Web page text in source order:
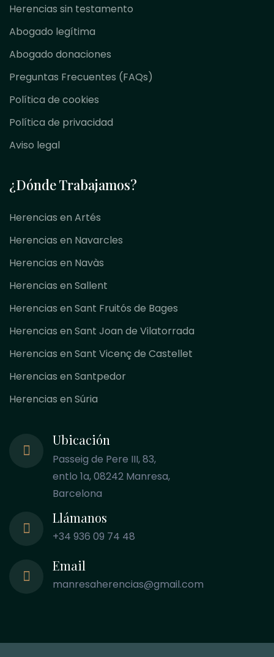
Herencias sin testamento
Abogado legítima
Abogado donaciones
Preguntas Frecuentes (FAQs)
Política de cookies
Política de privacidad
Aviso legal
¿Dónde Trabajamos?
Herencias en Artés
Herencias en Navarcles
Herencias en Navàs
Herencias en Sallent
Herencias en Sant Fruitós de Bages
Herencias en Sant Joan de Vilatorrada
Herencias en Sant Vicenç de Castellet
Herencias en Santpedor
Herencias en Súria
Ubicación
Passeig de Pere III, 83,
entlo 1a, 08242 Manresa,
Barcelona
Llámanos
+34 936 09 74 48
Email
manresaherencias@gmail.com